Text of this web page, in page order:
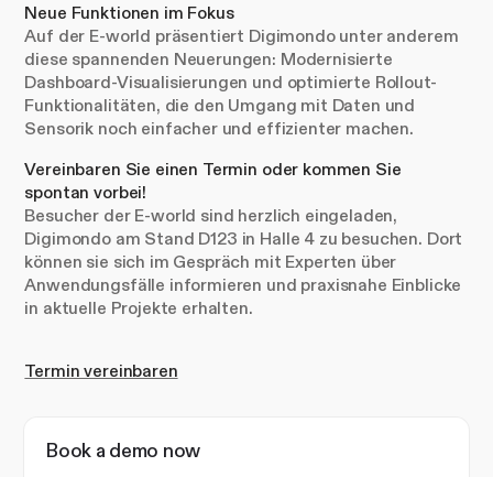
Neue Funktionen im Fokus
Auf der E-world präsentiert Digimondo unter anderem
diese spannenden Neuerungen: Modernisierte
Dashboard-Visualisierungen und optimierte Rollout-
Funktionalitäten, die den Umgang mit Daten und
Sensorik noch einfacher und effizienter machen.
Vereinbaren Sie einen Termin oder kommen Sie
spontan vorbei!
Besucher der E-world sind herzlich eingeladen,
Digimondo am Stand D123 in Halle 4 zu besuchen. Dort
können sie sich im Gespräch mit Experten über
Anwendungsfälle informieren und praxisnahe Einblicke
in aktuelle Projekte erhalten.
Termin vereinbaren
Book a demo now